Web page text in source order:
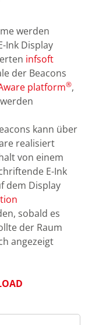
werden
Ink Display
infsoft
der Beacons
platform®,
kann über
realisiert
von einem
E-Ink
dem Display
sobald es
der Raum
angezeigt